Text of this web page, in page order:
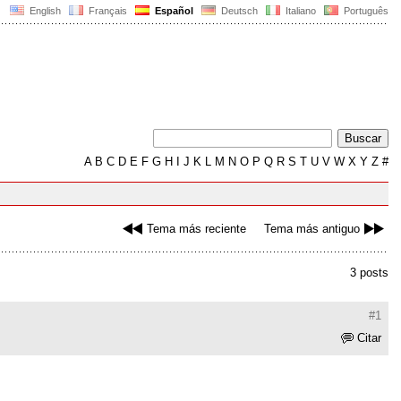
English Français Español Deutsch Italiano Português
AB C D E F G H J K L M N O P Q R S T U V W X Y Z #
Tema más reciente Tema más antiguo
3 posts
#1
Citar